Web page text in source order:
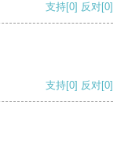
支持[0] 反对[0]
支持[0] 反对[0]